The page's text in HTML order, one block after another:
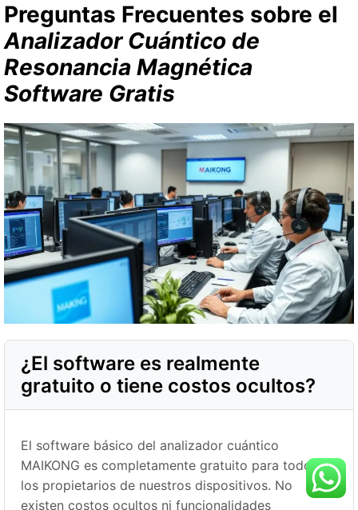
Preguntas Frecuentes sobre el
Analizador Cuántico de
Resonancia Magnética
Software Gratis
¿El software es realmente
gratuito o tiene costos ocultos?
El software básico del analizador cuántico
MAIKONG es completamente gratuito para todos
los propietarios de nuestros dispositivos. No
existen costos ocultos ni funcionalidades